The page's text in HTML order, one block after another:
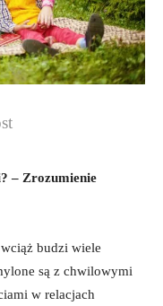
– ‌Zrozumienie
budzi wiele
są ‌z chwilowymi
w relacjach